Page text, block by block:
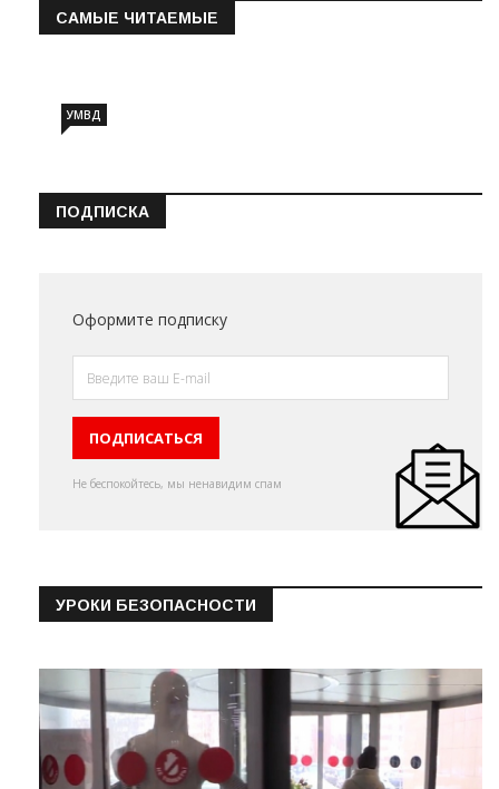
САМЫЕ ЧИТАЕМЫЕ
УМВД
ПОДПИСКА
Оформите подписку
Не беспокойтесь, мы ненавидим спам
УРОКИ БЕЗОПАСНОСТИ